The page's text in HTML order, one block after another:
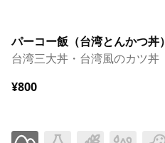
パーコー飯（台湾とんかつ丼）
台湾三大丼・台湾風のカツ丼
¥800